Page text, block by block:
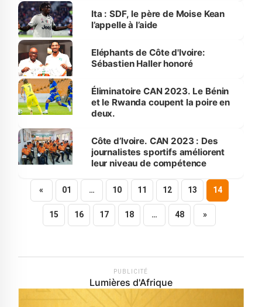
Ita : SDF, le père de Moise Kean
l’appelle à l’aide
Eléphants de Côte d'Ivoire:
Sébastien Haller honoré
Éliminatoire CAN 2023. Le Bénin
et le Rwanda coupent la poire en
deux.
Côte d’Ivoire. CAN 2023 : Des
journalistes sportifs améliorent
leur niveau de compétence
« 01 … 10 11 12 13 14
15 16 17 18 … 48 »
PUBLICITÉ
Lumières d'Afrique